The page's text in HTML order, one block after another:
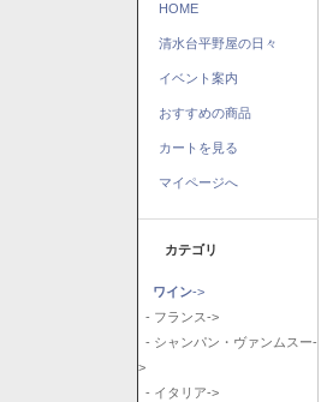
HOME
清水台平野屋の日々
イベント案内
おすすめの商品
カートを見る
マイページへ
カテゴリ
ワイン->
- フランス->
- シャンパン・ヴァンムスー-
>
- イタリア->